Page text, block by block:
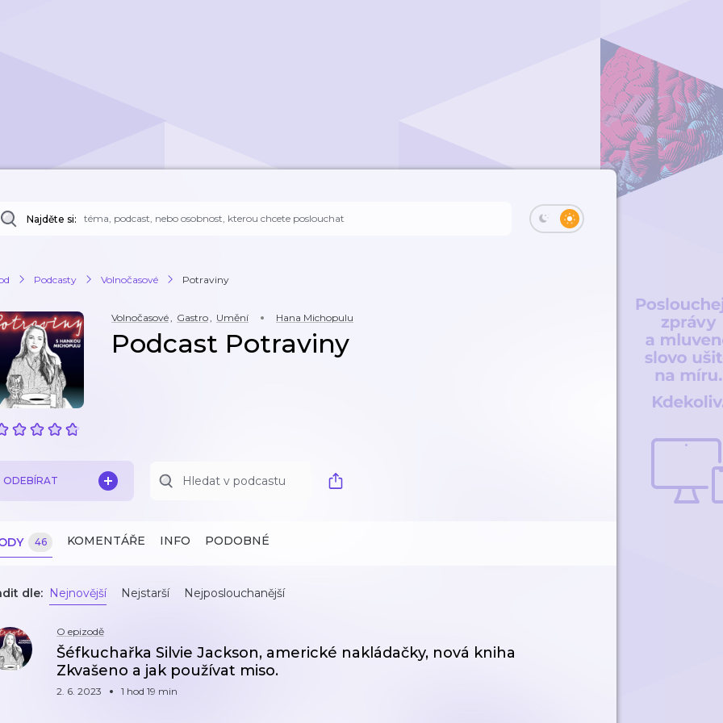
Najděte si:
Podcasty Volnočasové Potraviny
Volnočasové, Gastro, Umění Hana Michopulu
Podcast Potraviny
ODEBÍRAT
46 KOMENTÁŘE INFO PODOBNÉ
dle: Nejnovější Nejstarší Nejposlouchanější
O epizodě
Šéfkuchařka Silvie Jackson, americké nakládačky, nová kniha
Zkvašeno a jak používat miso.
2. 6. 2023 1 hod 19 min